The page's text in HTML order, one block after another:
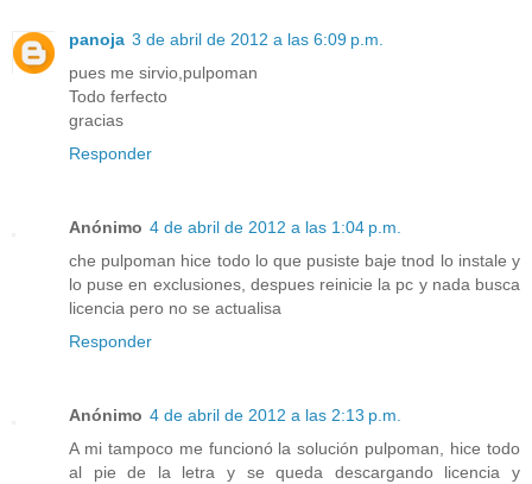
panoja 3 de abril de 2012 a las 6:09 p.m.
pues me sirvio,pulpoman
Todo ferfecto
gracias
Responder
Anónimo 4 de abril de 2012 a las 1:04 p.m.
che pulpoman hice todo lo que pusiste baje tnod lo instale y
lo puse en exclusiones, despues reinicie la pc y nada busca
licencia pero no se actualisa
Responder
Anónimo 4 de abril de 2012 a las 2:13 p.m.
A mi tampoco me funcionó la solución pulpoman, hice todo
al pie de la letra y se queda descargando licencia y